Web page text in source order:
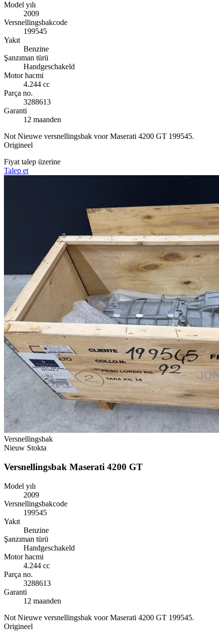
Model yılı
2009
Versnellingsbakcode
199545
Yakıt
Benzine
Şanzıman türü
Handgeschakeld
Motor hacmi
4.244 cc
Parça no.
3288613
Garanti
12 maanden
NotNieuwe versnellingsbak voor Maserati 4200 GT 199545.
Origineel
Fiyat talep üzerine
Talep et
Versnellingsbak
Nieuw Stokta
Versnellingsbak Maserati 4200 GT
Model yılı
2009
Versnellingsbakcode
199545
Yakıt
Benzine
Şanzıman türü
Handgeschakeld
Motor hacmi
4.244 cc
Parça no.
3288613
Garanti
12 maanden
Not Nieuwe versnellingsbak voor Maserati 4200 GT 199545.
Origineel